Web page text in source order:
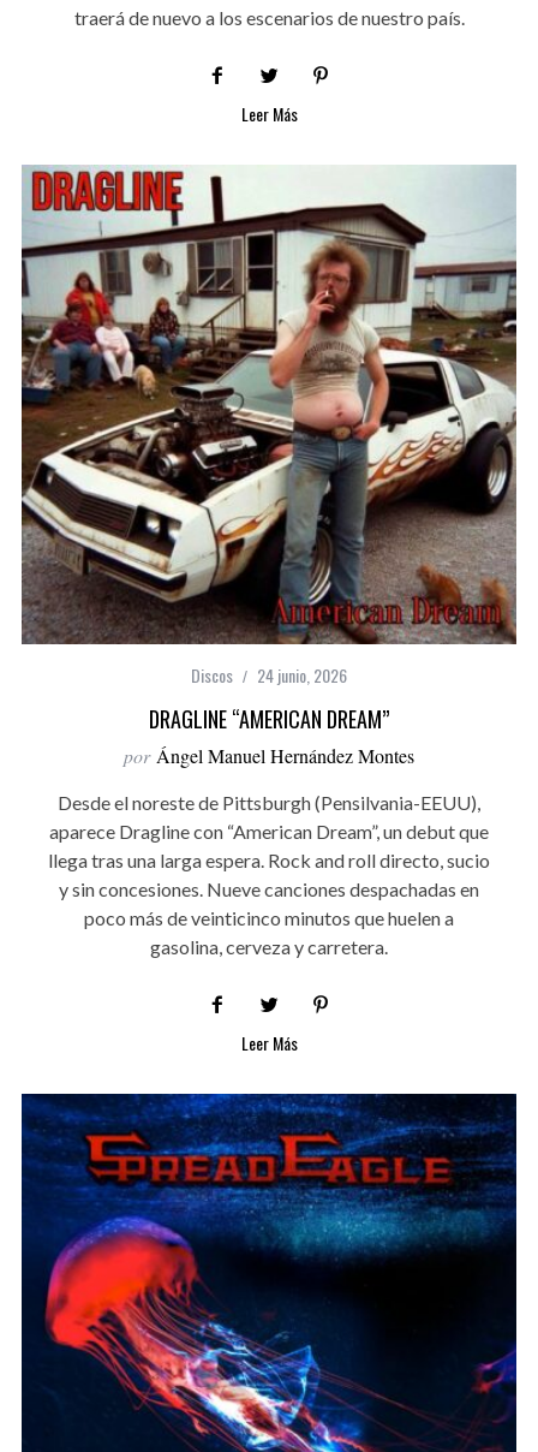
traerá de nuevo a los escenarios de nuestro país.
Leer Más
Discos 24 junio, 2026
DRAGLINE “AMERICAN DREAM”
por Ángel Manuel Hernández Montes
Desde el noreste de Pittsburgh (Pensilvania-EEUU),
aparece Dragline con “American Dream”, un debut que
llega tras una larga espera. Rock and roll directo, sucio
y sin concesiones. Nueve canciones despachadas en
poco más de veinticinco minutos que huelen a
gasolina, cerveza y carretera.
Leer Más